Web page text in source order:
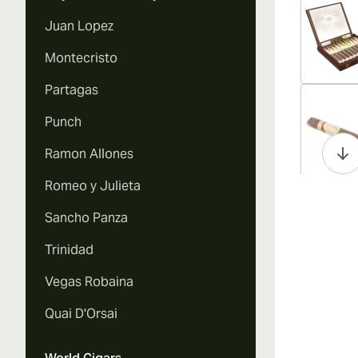
Juan Lopez
Montecristo
Partagas
Punch
Ramon Allones
Romeo y Julieta
Sancho Panza
Trinidad
Vegas Robaina
Quai D'Orsai